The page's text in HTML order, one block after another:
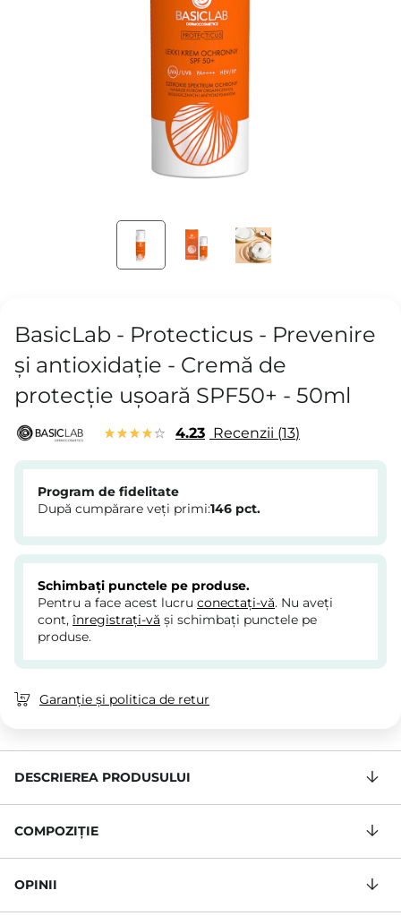
BasicLab - Protecticus - Prevenire
și antioxidație - Cremă de
protecție ușoară SPF50+ - 50ml
4.23 Recenzii 13
Program de fidelitate
După cumpărare veți primi:146 pct.
Schimbați punctele pe produse.
Pentru a face acest lucru conectați-vă. Nu aveți
cont, înregistrați-vă și schimbați punctele pe
produse.
Garanție și politica de retur
DESCRIEREA PRODUSULUI
COMPOZIŢIE
OPINII